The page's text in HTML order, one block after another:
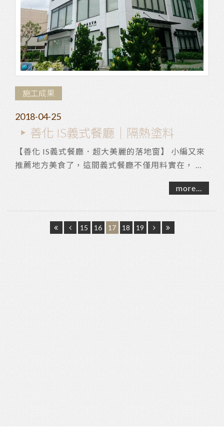
施工成果
2018-04-25
善化 IS義式餐廳｜隔熱塗料
【善化 IS義式餐廳．超大美麗的落地窗】 小編又來
推薦地方美食了，這間義式餐廳不僅用料實在， 而
more...
15 16 17 18 19